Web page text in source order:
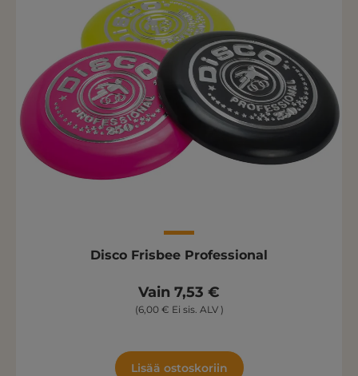
Disco Frisbee Professional
Vain 7,53 €
(6,00 € Ei sis. ALV )
Lisää ostoskoriin